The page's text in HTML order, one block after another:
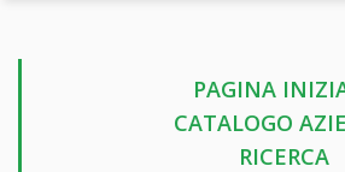
PAGINA
CATALOGO
RICERCA